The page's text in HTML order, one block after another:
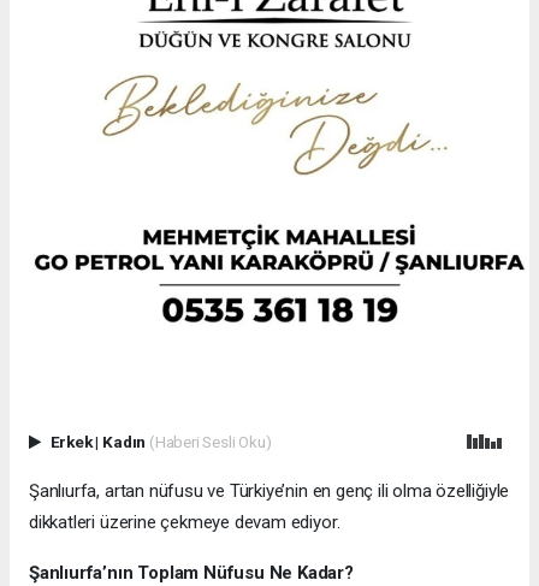
Erkek| Kadın (Haberi Sesli Oku)
Şanlıurfa, artan nüfusu ve Türkiye’nin en genç ili olma özelliğiyle
dikkatleri üzerine çekmeye devam ediyor.
Şanlıurfa’nın Toplam Nüfusu Ne Kadar?